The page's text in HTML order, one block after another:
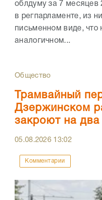
облдуму за 7
в регпарламенте, из
письменном виде,
аналогичном...
Общество
Трамвайный
Дзержинском
закроют на два
05.08.2026 13:02
Комментарии